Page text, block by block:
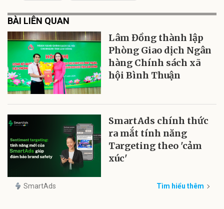
BÀI LIÊN QUAN
Lâm Đồng thành lập
Phòng Giao dịch Ngân
hàng Chính sách xã
hội Bình Thuận
SmartAds chính thức
ra mắt tính năng
Targeting theo 'cảm
xúc'
SmartAds Tìm hiểu thêm